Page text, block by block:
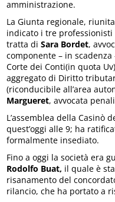
amministrazione.
La Giunta regionale,
indicato i tre professionisti
tratta di Sara Bordet,
componente – in
Corte dei Conti(in quota
aggregato di Diritto
(riconducibile all’area
Margueret, avvocata
L’assemblea della Casinò
quest’oggi alle 9; ha
formalmente insediato.
Fino a oggi la società era
Rodolfo Buat, il quale è
risanamento del
rilancio, che ha portato a